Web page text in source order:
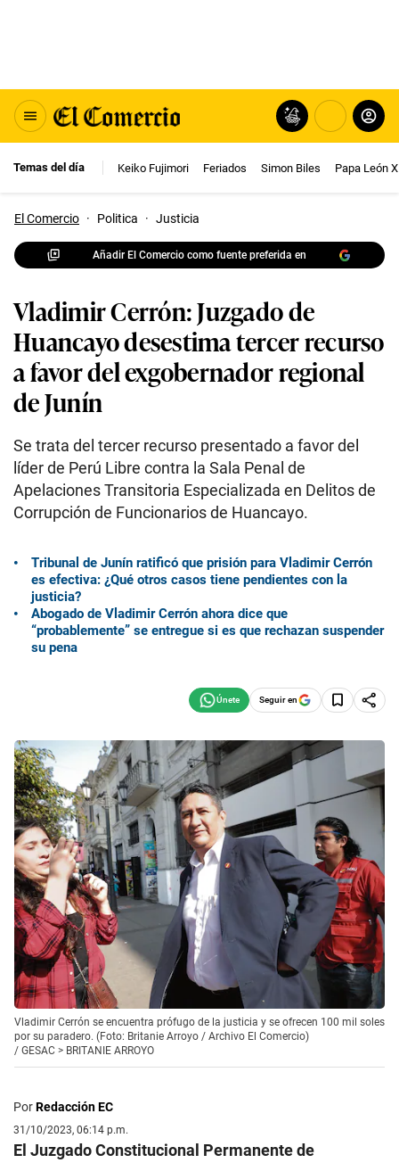
Temas del día Keiko Fujimori Feriados Simon Biles Papa León
El Comercio · Politica · Justicia
Añadir El Comercio como fuente preferida en
Vladimir Cerrón: Juzgado de
Huancayo desestima tercer recurso
a favor del exgobernador regional
de Junín
Se trata del tercer recurso presentado a favor del
líder de Perú Libre contra la Sala Penal de
Apelaciones Transitoria Especializada en Delitos de
Corrupción de Funcionarios de Huancayo.
Tribunal de Junín ratificó que prisión para Vladimir Cerrón
es efectiva: ¿Qué otros casos tiene pendientes con la
justicia?
Abogado de Vladimir Cerrón ahora dice que
“probablemente” se entregue si es que rechazan suspender
su pena
Seguir en
Vladimir Cerrón se encuentra prófugo de la justicia y se ofrecen 100 mil soles
por su paradero. (Foto: Britanie Arroyo / Archivo El Comercio)
/ GESAC > BRITANIE ARROYO
PorRedacción EC
31/10/2023, 06:14 p.m.
El Juzgado Constitucional Permanente de